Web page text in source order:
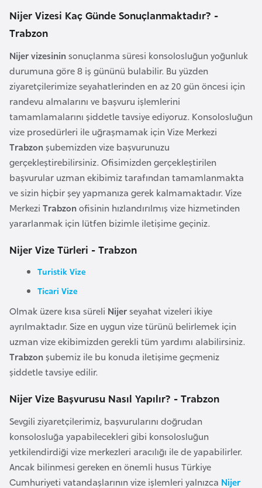
Nijer Vizesi Kaç Günde Sonuçlanmaktadır? -
Trabzon
Nijer vizesininsonuçlanma süresi konsolosluğun yoğunluk
durumuna göre 8 iş gününü bulabilir. Bu yüzden
ziyaretçilerimize seyahatlerinden en az 20 gün öncesi için
randevu almalarını ve başvuru işlemlerini
tamamlamalarını şiddetle tavsiye ediyoruz. Konsolosluğun
vize prosedürleri ile uğraşmamak için Vize Merkezi
Trabzonşubemizden vize başvurunuzu
gerçekleştirebilirsiniz. Ofisimizden gerçekleştirilen
başvurular uzman ekibimiz tarafından tamamlanmakta
ve sizin hiçbir şey yapmanıza gerek kalmamaktadır. Vize
Merkezi Trabzonofisinin hızlandırılmış vize hizmetinden
yararlanmak için lütfen bizimle iletişime geçiniz.
Nijer Vize Türleri - Trabzon
Turistik Vize
Ticari Vize
Olmak üzere kısa süreli Nijerseyahat vizeleri ikiye
ayrılmaktadır. Size en uygun vize türünü belirlemek için
uzman vize ekibimizden gerekli tüm yardımı alabilirsiniz.
Trabzonşubemiz ile bu konuda iletişime geçmeniz
şiddetle tavsiye edilir.
Nijer Vize Başvurusu Nasıl Yapılır? - Trabzon
Sevgili ziyaretçilerimiz, başvurularını doğrudan
konsolosluğa yapabilecekleri gibi konsolosluğun
yetkilendirdiği vize merkezleri aracılığı ile de yapabilirler.
Ancak bilinmesi gereken en önemli husus Türkiye
Cumhuriyeti vatandaşlarının vize işlemleri yalnızca Nijer
u
s
B
e
l
ç
i
k
a
B
e
n
i
n
s
n
a
H
e
s
k
B
u